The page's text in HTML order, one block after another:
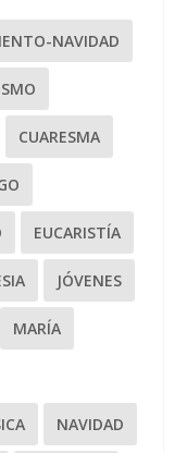
NAVIDAD
CUARESMA
EUCARISTÍA
JÓVENES
MARÍA
NAVIDAD